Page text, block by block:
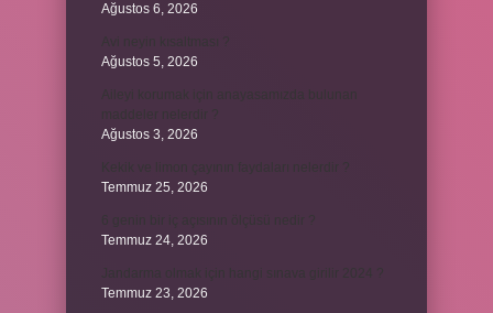
Ağustos 6, 2026
Ağustos 5, 2026
Ağustos 3, 2026
Temmuz 25, 2026
Temmuz 24, 2026
Temmuz 23, 2026